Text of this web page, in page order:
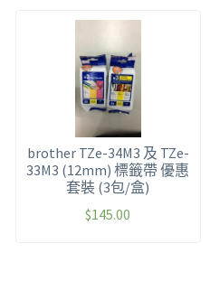
brother TZe-34M3 及 TZe-
33M3 (12mm) 標籤帶 優惠
套裝 (3包/盒)
$145.00